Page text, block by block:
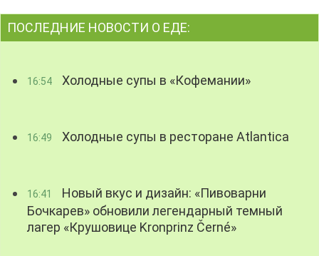
ПОСЛЕДНИЕ НОВОСТИ О ЕДЕ:
16:54 Холодные супы в «Кофемании»
16:49 Холодные супы в ресторане Atlantica
16:41
Новый вкус и дизайн: «Пивоварни
Бочкарев» обновили легендарный темный
лагер «Крушовице Kronprinz Černé»